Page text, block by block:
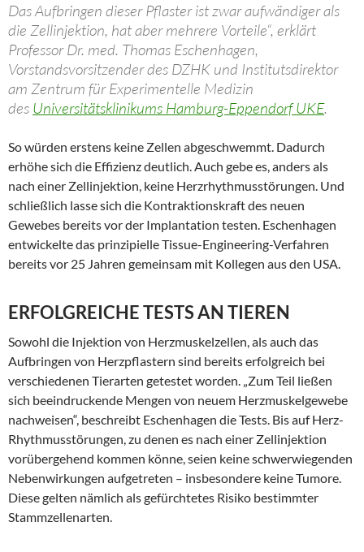
Das Aufbringen dieser Pflaster ist zwar aufwändiger als
die Zellinjektion, hat aber mehrere Vorteile“, erklärt
Professor Dr. med. Thomas Eschenhagen,
Vorstandsvorsitzender des DZHK und Institutsdirektor
am Zentrum für Experimentelle Medizin
des Universitätsklinikums Hamburg-Eppendorf UKE.
So würden erstens keine Zellen abgeschwemmt. Dadurch
erhöhe sich die Effizienz deutlich. Auch gebe es, anders als
nach einer Zellinjektion, keine Herzrhythmusstörungen. Und
schließlich lasse sich die Kontraktionskraft des neuen
Gewebes bereits vor der Implantation testen. Eschenhagen
entwickelte das prinzipielle Tissue-Engineering-Verfahren
bereits vor 25 Jahren gemeinsam mit Kollegen aus den USA.
ERFOLGREICHE TESTS AN TIEREN
Sowohl die Injektion von Herzmuskelzellen, als auch das
Aufbringen von Herzpflastern sind bereits erfolgreich bei
verschiedenen Tierarten getestet worden. „Zum Teil ließen
sich beeindruckende Mengen von neuem Herzmuskelgewebe
nachweisen“, beschreibt Eschenhagen die Tests. Bis auf Herz-
Rhythmusstörungen, zu denen es nach einer Zellinjektion
vorübergehend kommen könne, seien keine schwerwiegenden
Nebenwirkungen aufgetreten – insbesondere keine Tumore.
Diese gelten nämlich als gefürchtetes Risiko bestimmter
Stammzellenarten.